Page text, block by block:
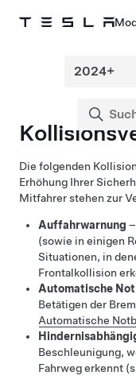
Die folgenden
Erhöhung Ihrer
Mitfahrer stehen zur
Auffahrwarnung
(sowie in einigen
Situationen, in
Frontalkollision
Automatische
Betätigen der
Automatische
Beschleunigung,
Fahrweg erkennt